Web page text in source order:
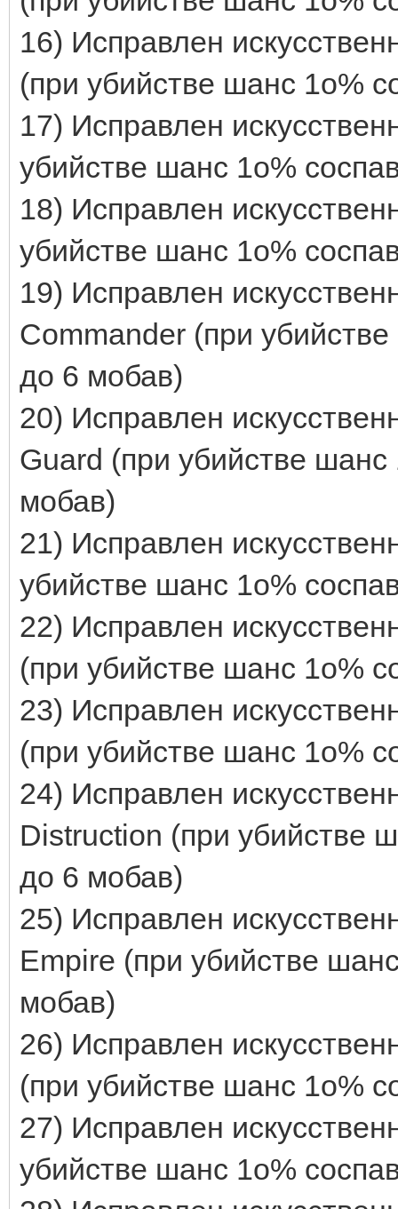
16) Исправлен
(при убийстве шанс 1о%
17) Исправлен
убийстве шанс 1о%
18) Исправлен
убийстве шанс 1о%
19) Исправлен
Commander (при
до 6 мобав)
20) Исправлен
Guard (при убийстве шанс
мобав)
21) Исправлен
убийстве шанс 1о%
22) Исправлен
(при убийстве шанс 1о%
23) Исправлен
(при убийстве шанс 1о%
24) Исправлен
Distruction (при убийстве
до 6 мобав)
25) Исправлен
Empire (при убийстве
мобав)
26) Исправлен
(при убийстве шанс 1о%
27) Исправлен
убийстве шанс 1о%